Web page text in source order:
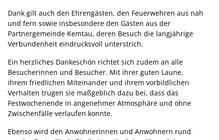
Dank gilt auch den Ehrengästen, den Feuerwehren aus nah
und fern sowie insbesondere den Gästen aus der
Partnergemeinde Kemtau, deren Besuch die langjährige
Verbundenheit eindrucksvoll unterstrich.
Ein herzliches Dankeschön richtet sich zudem an alle
Besucherinnen und Besucher. Mit ihrer guten Laune,
ihrem friedlichen Miteinander und ihrem vorbildlichen
Verhalten trugen sie maßgeblich dazu bei, dass das
Festwochenende in angenehmer Atmosphäre und ohne
Zwischenfälle verlaufen konnte.
Ebenso wird den Anwohnerinnen und Anwohnern rund